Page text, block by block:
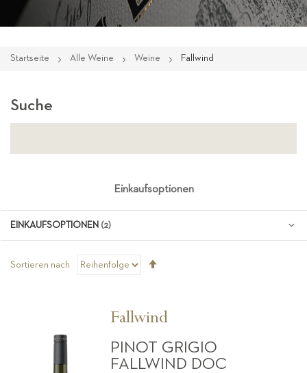
Startseite Alle Weine Weine Fallwind
Sortieren nach
Fallwind
PINOT GRIGIO
FALLWIND DOC
Suche
Einkaufsoptionen
EINKAUFSOPTIONEN